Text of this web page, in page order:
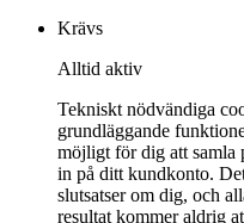
Krävs
Alltid aktiv
Tekniskt nödvändiga
grundläggande
möjligt för dig att samla
in på ditt kundkonto.
slutsatser om dig, och
resultat kommer aldrig